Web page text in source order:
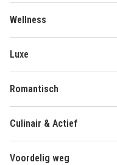
Wellness
Luxe
Romantisch
Culinair & Actief
Voordelig weg